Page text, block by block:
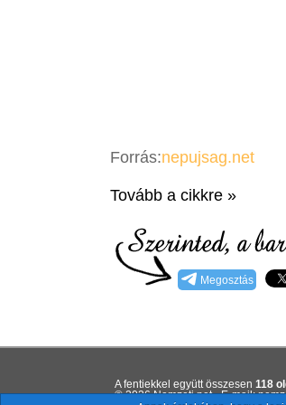
Forrás:nepujsag.net
Tovább a cikkre »
Megosztás
A fentiekkel együtt összesen 118
© 2026 Nemzeti.net - E-mail: